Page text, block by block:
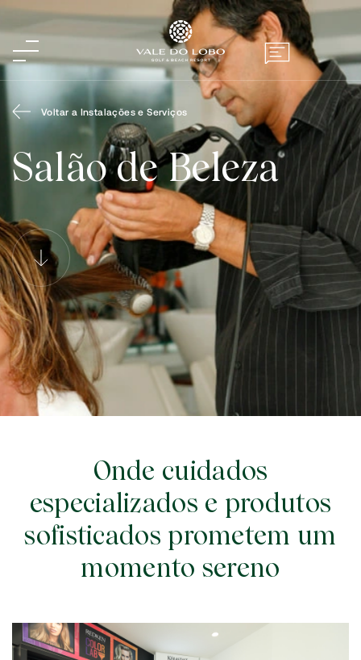
Voltar a Instalações e Serviços
Salão de Beleza
Onde cuidados
especializados e produtos
sofisticados prometem um
momento sereno